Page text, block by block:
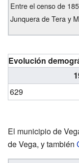
Entre el censo de
Junquera de Tera y
Evolución
629
El municipio de
de Vega, y también